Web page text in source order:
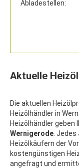
Abladestellen:
Aktuelle
Die aktuellen
Heizölhändler in
Heizölhändler geben
Wernigerode .
Heizölkäufern der
kostengünstigen
angefragt und